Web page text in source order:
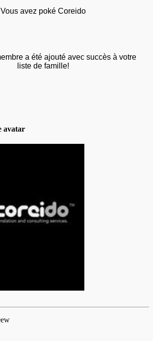
Vous avez poké Coreido
a été ajouté avec succès à votre
liste de famille!
avatar